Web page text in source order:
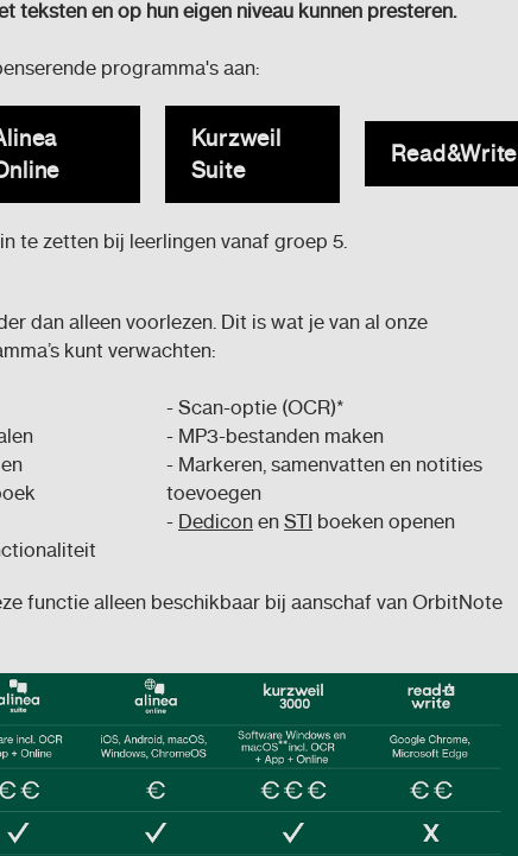
teksten en op hun eigen niveau kunnen presteren.
programma's aan:
Kurzweil
Suite
Read&Write
te zetten bij leerlingen vanaf groep 5.
dan alleen voorlezen. Dit is wat je van al onze
kunt verwachten:
- Scan-optie (OCR)*
- MP3-bestanden maken
- Markeren, samenvatten en notities
toevoegen
- Dedicon en STI boeken openen
functie alleen beschikbaar bij aanschaf van OrbitNote